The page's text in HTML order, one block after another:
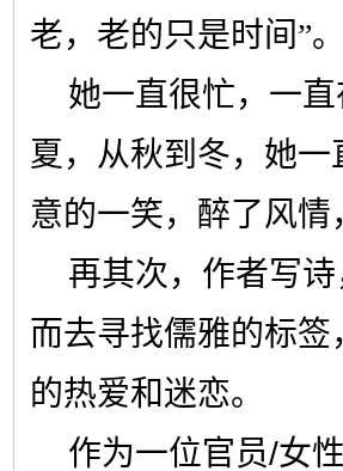
老，老的只是时间”。
她一直很忙，一
夏，从秋到冬，她
意的一笑，醉了风情
再其次，作者写
而去寻找儒雅的标
的热爱和迷恋。
作为一位官员/女性